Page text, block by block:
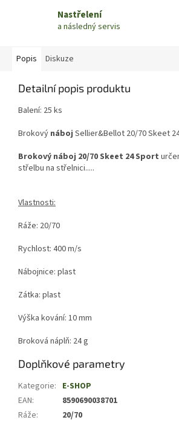
Nastřelení
a následný servis
Popis Diskuze
Detailní popis produktu
Balení: 25 ks
Brokový náboj Sellier&Bellot 20/70 Skeet
Brokový náboj 20/70 Skeet 24 Sport
střelbu na střelnici.....
Vlastnosti:
Ráže: 20/70
Rychlost: 400 m/s
Nábojnice: plast
Zátka: plast
Výška kování: 10 mm
Broková náplň: 24 g
Doplňkové parametry
Kategorie: E-SHOP
EAN:
8590690038701
Ráže: 20/70